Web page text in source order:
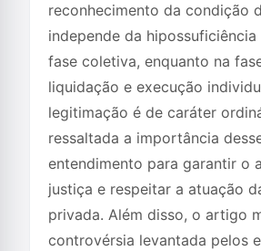
reconhecimento da condição
independe da
fase coletiva, enquanto na
liquidação e execução
legitimação é de caráter
ressaltada a importância
entendimento para garantir o
justiça e respeitar a atuação
privada. Além disso, o artigo
controvérsia levantada pelos